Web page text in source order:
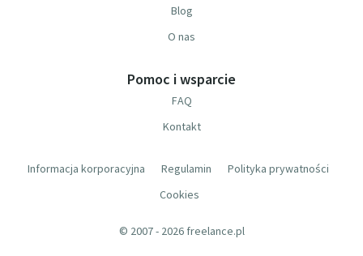
Blog
O nas
Pomoc i wsparcie
FAQ
Kontakt
Informacja korporacyjna Regulamin
Polityka prywatności
Cookies
© 2007 - 2026 freelance.pl